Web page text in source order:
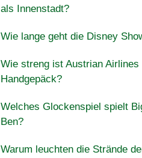
als Innenstadt?
Wie lange geht die Disney
Wie streng ist Austrian Airlines
Handgepäck?
Welches Glockenspiel spielt
Ben?
Warum leuchten die Strände